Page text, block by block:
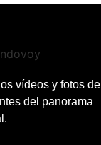
vídeos y fotos de
del panorama